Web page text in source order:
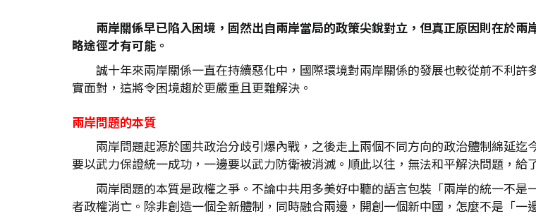
兩岸關係早已陷入困境，固然出自兩岸當局的政策尖銳對立，但真正原因則在於
略途徑才有可能。
誠十年來兩岸關係一直在持續惡化中，國際環境對兩岸關係的發展也較從前不利
實面對，這將令困境趨於更嚴重且更難解決。
兩岸問題的本質
兩岸問題起源於國共政治分歧引爆內戰，之後走上兩個不同方向的政治體制綿延
要以武力保證統一成功，一邊要以武力防衛被消滅。順此以往，無法和平解決問題，
兩岸問題的本質是政權之爭。不論中共用多美好中聽的語言包裝「兩岸的統一不
者政權消亡。除非創造一個全新體制，同時融合兩邊，開創一個新中國，怎麼不是「一